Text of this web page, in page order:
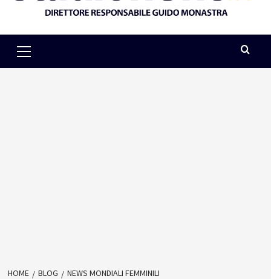
Menu
HOME BLOG NEWS MONDIALI FEMMINILI